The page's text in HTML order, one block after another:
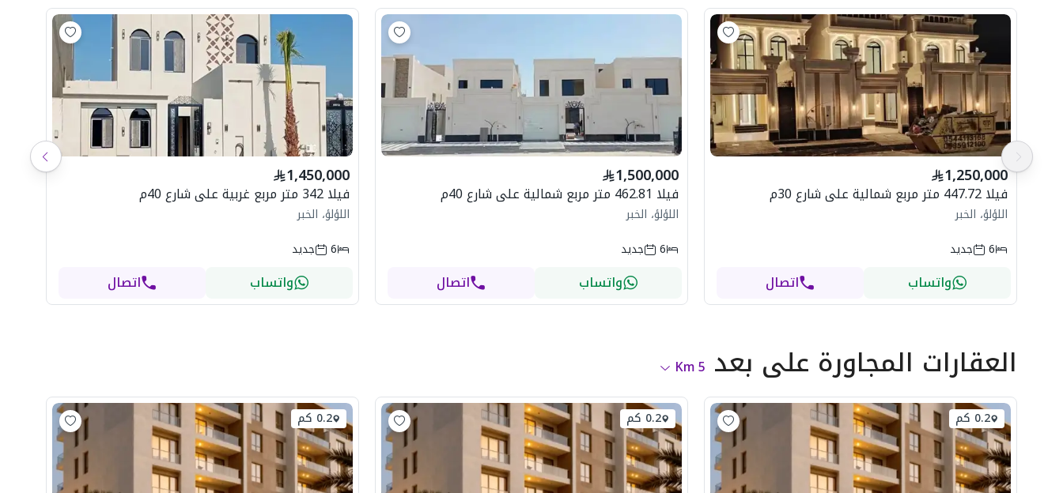
1,250,000
فيلا 447.72 متر مربع شمالية على شارع 30م
اللؤلؤ، الخبر
6
جديد
واتساب اتصال
1,500,000
فيلا 462.81 متر مربع شمالية على شارع 40م
اللؤلؤ، الخبر
6
جديد
واتساب اتصال
1,450,000
فيلا 342 متر مربع غربية على شارع 40م
اللؤلؤ، الخبر
6
جديد
واتساب اتصال
العقارات المجاورة على بعد 5
Km
0.2 كم 0.2 كم 0.2 كم